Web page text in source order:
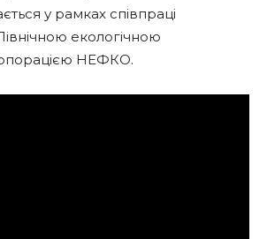
у рамках співпраці
екологічною
НЕФКО.